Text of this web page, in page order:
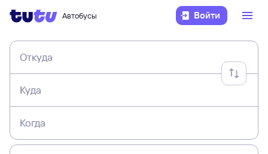
Автобусы Войти
Откуда
Куда
Когда